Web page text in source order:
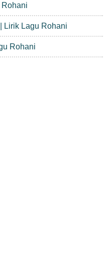
Lirik Lagu Rohani
Rohani